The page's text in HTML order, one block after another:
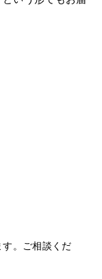
。ご相談くだ